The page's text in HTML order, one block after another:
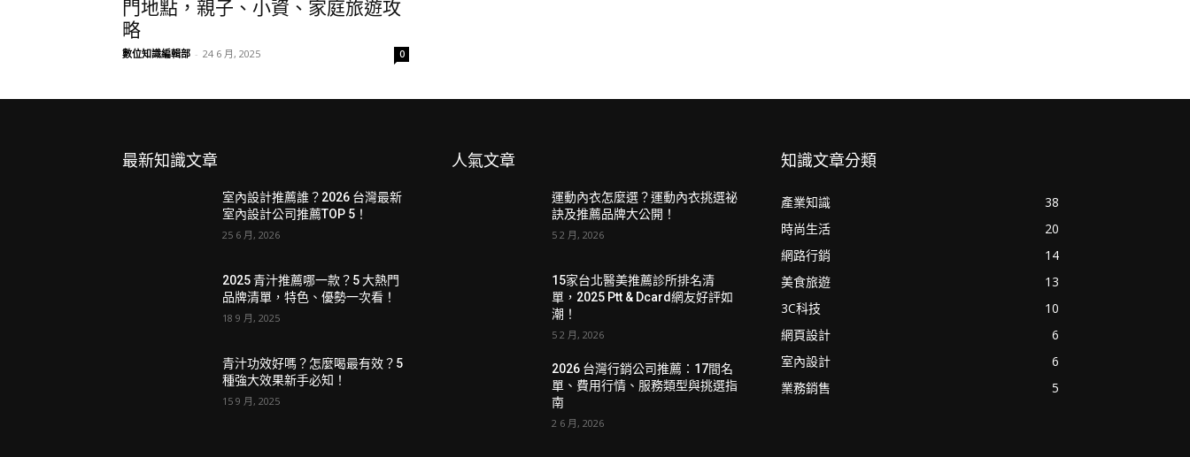
門地點，親子、小資、家庭旅遊攻
略
數位知識編輯部 - 24 6 月, 2025 0
最新知識文章
室內設計推薦誰？2026 台灣最新
室內設計公司推薦TOP 5！
25 6 月, 2026
2025 青汁推薦哪一款？5 大熱門
品牌清單，特色、優勢一次看！
18 9 月, 2025
青汁功效好嗎？怎麼喝最有效？5
種強大效果新手必知！
15 9 月, 2025
人氣文章
運動內衣怎麼選？運動內衣挑選祕
訣及推薦品牌大公開！
5 2 月, 2026
15家台北醫美推薦診所排名清
單，2025 Ptt & Dcard網友好評如
潮！
5 2 月, 2026
2026 台灣行銷公司推薦：17間名
單、費用行情、服務類型與挑選指
南
2 6 月, 2026
知識文章分類
產業知識
38
時尚生活
20
網路行銷
14
美食旅遊
13
3C科技
10
網頁設計
6
室內設計
6
業務銷售
5